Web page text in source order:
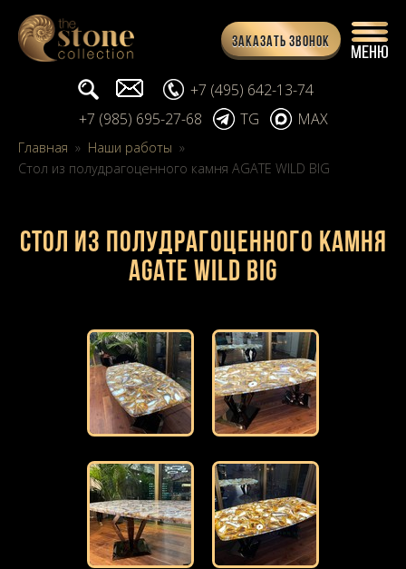
Заказать звонок
Поиск... info@stone-collection.ru
+7 (495) 642-13-74
+7 (985) 695-27-68
TG MAX
Главная » Наши работы »
Стол из полудрагоценного камня AGATE WILD BIG
Стол из полудрагоценного камня
AGATE WILD BIG